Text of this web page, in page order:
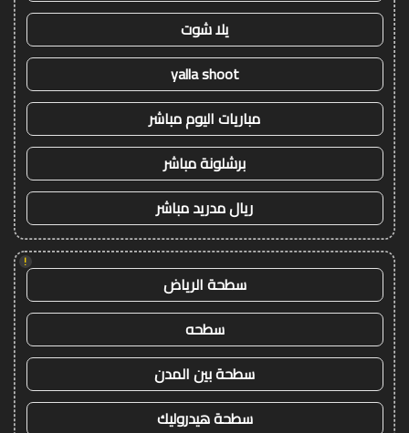
يلا شوت
yalla shoot
مباريات اليوم مباشر
برشلونة مباشر
ريال مدريد مباشر
!
سطحة الرياض
سطحه
سطحة بين المدن
سطحة هيدروليك